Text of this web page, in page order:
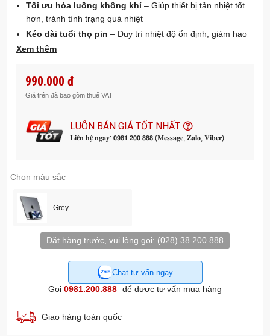
Tối ưu hóa luồng không khí– Giúp thiết bị tản nhiệt tốt
hơn, tránh tình trạng quá nhiệt
Kéo dài tuổi thọ pin – Duy trì nhiệt độ ổn định, giảm hao
mòn linh kiện bên trong
nhanh chóng và hiệu quả hơn
Phù hợp nhiều thiết bị
Chất liệu chắc chắn, bền bỉ
– Đảm bảo độ ổn định khi đặt
thiết bị trong thời gian dài
Xem thêm
990.000 đ
Giá trên đã bao gồm thuế VAT
LUÔN BÁN GIÁ TỐT NHẤT
𝐋𝐢𝐞̂𝐧 𝐡𝐞̣̂ 𝐧𝐠𝐚𝐲: 𝟬𝟵𝟴𝟭.𝟮𝟬𝟬.𝟴𝟴𝟴 (𝐌𝐞𝐬𝐬𝐚𝐠𝐞, 𝐙𝐚𝐥𝐨, 𝐕𝐢𝐛𝐞𝐫)
Chọn màu sắc
Grey
Đặt hàng trước, vui lòng gọi: (028) 38.200.888
Chat tư vấn ngay
Gọi 0981.200.888 để được tư vấn mua hàng
Giao hàng toàn quốc